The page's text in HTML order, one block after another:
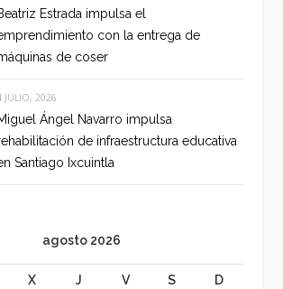
Estrada impulsa el
con la entrega de
de coser
JULIO, 2026
Ángel Navarro impulsa
de infraestructura educativa
Santiago Ixcuintla
agosto 2026
X J V S D